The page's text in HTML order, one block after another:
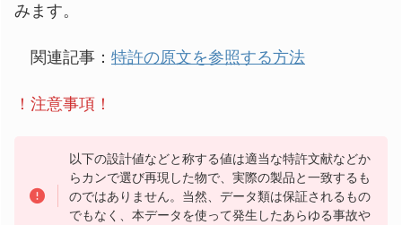
みます。
関連記事： 特許の原文を参照する方法
！注意事項！
以下の設計値などと称する値は適当な特許文献などか
らカンで選び再現した物で、実際の製品と一致するも
のではありません。当然、データ類は保証されるもの
でもなく、本データを使って発生したあらゆる事故や